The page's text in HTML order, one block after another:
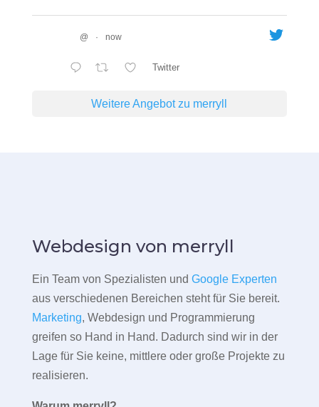
@ · now
Twitter
Weitere Angebot zu merryll
Webdesign von merryll
Ein Team von Spezialisten und Google Experten
aus verschiedenen Bereichen steht für Sie bereit.
Marketing, Webdesign und Programmierung
greifen so Hand in Hand. Dadurch sind wir in der
Lage für Sie keine, mittlere oder große Projekte zu
realisieren.